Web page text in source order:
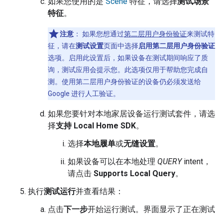
特征。
注意 ： 如果您想通过第二层用户身份验证来测试特
征，请在测试设置页面中选择启用第二层用户身份验证
选项。启用此设置后，如果设备在测试期间响应了质
询，测试应用会提示您。此选项仅用于帮助您完成自
测。使用第二层用户身份验证的设备仍必须发送给
Google 进行人工验证。
如果您要针对本地家居设备运行测试套件，请选
择支持 Local Home SDK。
选择本地履单或无缝设置。
如果设备可以在本地处理 QUERYintent，
请点击 Supports Local Query。
执行测试运行并查看结果：
点击下一步开始运行测试。界面显示了正在测试